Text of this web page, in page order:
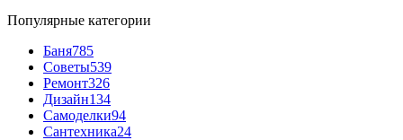
Популярные категории
Баня785
Советы539
Ремонт326
Дизайн134
Самоделки94
Сантехника24